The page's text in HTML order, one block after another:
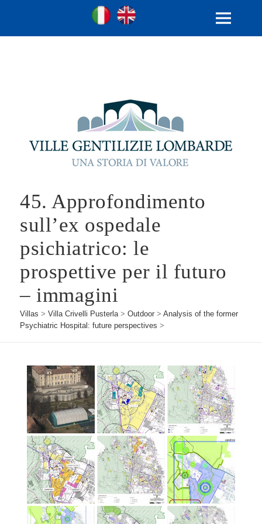
Ville Gentilizie Lombarde
Ita
MENU
45. Approfondimento
sull’ex ospedale
psichiatrico: le
prospettive per il futuro
– immagini
Villas >Villa Crivelli Pusterla>Outdoor >Analysis of the former
Psychiatric Hospital: future perspectives >